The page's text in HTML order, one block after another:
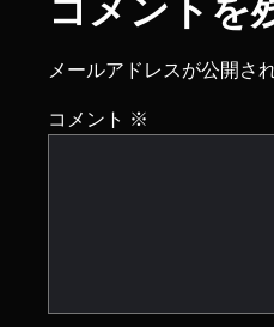
メールアドレスが公開さ
コメント ※